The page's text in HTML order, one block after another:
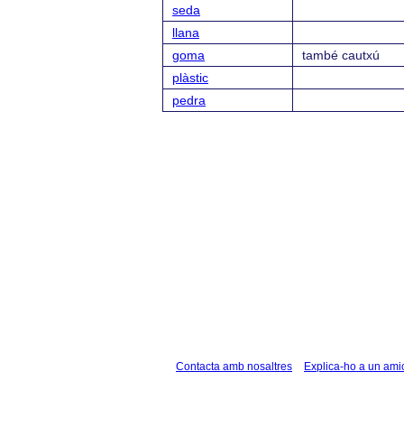
seda
llana
goma
també cautxú
plàstic
pedra
Contacta amb nosaltres Explica-ho a un